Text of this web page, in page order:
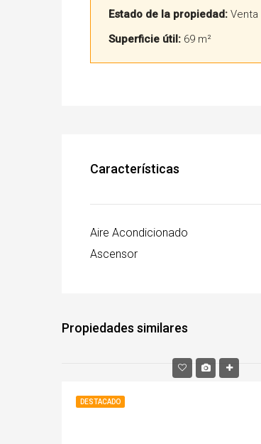
Estado de la propiedad: Venta
Superficie útil: 69 m²
Características
Aire Acondicionado
Ascensor
Propiedades similares
DESTACADO